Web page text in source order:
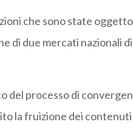
che sono state
di due mercati nazionali
del processo di
la fruizione dei contenuti